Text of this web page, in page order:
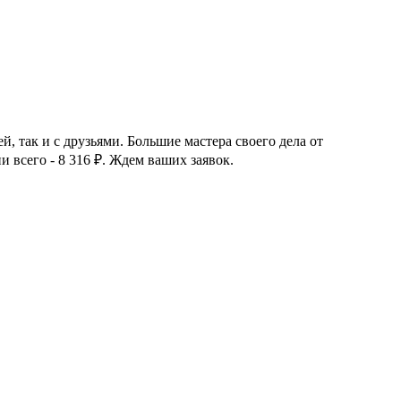
так и с друзьями. Большие мастера своего дела от
всего - 8 316 ₽. Ждем ваших заявок.